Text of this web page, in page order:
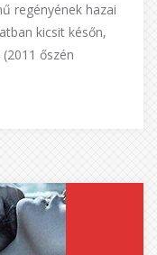
regényének hazai
kicsit későn,
őszén